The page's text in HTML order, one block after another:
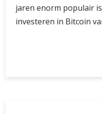
jaren enorm populair
investeren in Bitcoin